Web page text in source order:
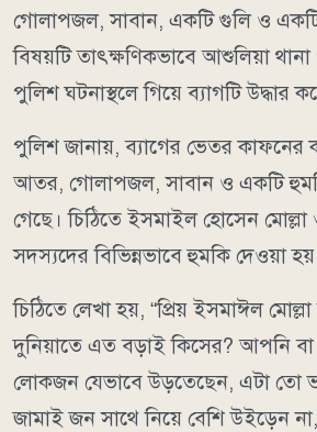
গোলাপজল, সাবান, একটি গুলি ও একটি
বিষয়টি তাৎক্ষণিকভাবে আশুলিয়া
পুলিশ ঘটনাস্থলে গিয়ে ব্যাগটি উদ্ধার
পুলিশ জানায়, ব্যাগের ভেতর কাফনের
আতর, গোলাপজল, সাবান ও একটি
গেছে। চিঠিতে ইসমাইল হোসেন মোল্লা
সদস্যদের বিভিন্নভাবে হুমকি দেওয়া
চিঠিতে লেখা হয়, “প্রিয় ইসমাঈল মোল্লা
দুনিয়াতে এত বড়াই কিসের? আপনি
লোকজন যেভাবে উড়তেছেন, এটা তো
জামাই জন সাথে নিয়ে বেশি উইড়েন